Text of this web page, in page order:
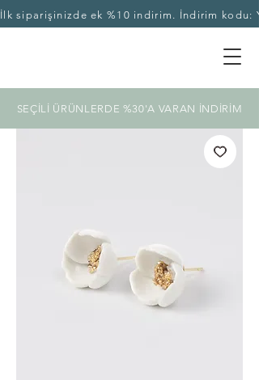
İlk siparişinizde ek %10 indirim. İndirim kodu:
SEÇİLİ ÜRÜNLERDE %30'A VARAN İNDİRİM